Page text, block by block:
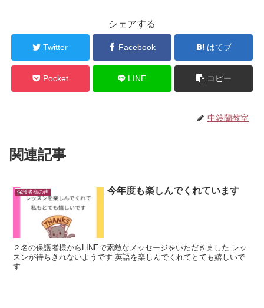
シェアする
Twitter Facebook はてブ
Pocket LINE コピー
中鈴蘭教室
関連記事
保護者様の声 今年度も楽しんでくれています
２名の保護者様からLINEで素敵なメッセージをいただきました レッ
スンが待ちきれないようです 英語を楽しんでくれてとても嬉しいで
す